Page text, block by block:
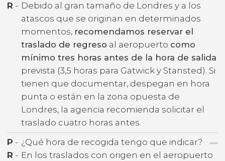
R - Debido al gran tamaño de Londres y a los
atascos que se originan en determinados
momentos, recomendamos reservar el
traslado de regreso al aeropuerto como
mínimo tres horas antes de la hora de salida
prevista (3,5 horas para Gatwick y Stansted). Si
tienen que documentar, despegan en hora
punta o están en la zona opuesta de
Londres, la agencia recomienda solicitar el
traslado cuatro horas antes.
P - ¿Qué hora de recogida tengo que indicar?
R - En los traslados con origen en el aeropuerto